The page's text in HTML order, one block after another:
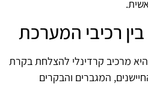
רכיבי המערכת
מרכיב קרדינלי להצלחת בקרת
המגברים והבקרים